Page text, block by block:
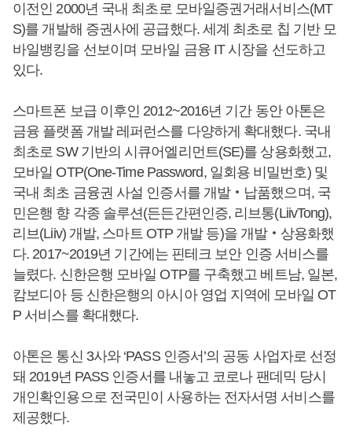
이전인 2000년 국내 최초로 모바일증권거래서비스(MT
S)를 개발해 증권사에 공급했다. 세계 최초로 칩 기반 모
바일뱅킹을 선보이며 모바일 금융 IT 시장을 선도하고
있다.
스마트폰 보급 이후인 2012~2016년 기간 동안 아톤은
금융 플랫폼 개발 레퍼런스를 다양하게 확대했다. 국내
최초로 SW 기반의 시큐어엘리먼트(SE)를 상용화했고,
모바일 OTP(One-Time Password, 일회용 비밀번호) 및
국내 최초 금융권 사설 인증서를 개발‧납품했으며, 국
민은행 향 각종 솔루션(든든간편인증, 리브통(LiivTong),
리브(Liiv) 개발, 스마트 OTP 개발 등)을 개발‧상용화했
다. 2017~2019년 기간에는 핀테크 보안 인증 서비스를
늘렸다. 신한은행 모바일 OTP를 구축했고 베트남, 일본,
캄보디아 등 신한은행의 아시아 영업 지역에 모바일 OT
P 서비스를 확대했다.
아톤은 통신 3사와 ‘PASS 인증서’의 공동 사업자로 선정
돼 2019년 PASS 인증서를 내놓고 코로나 팬데믹 당시
개인확인용으로 전국민이 사용하는 전자서명 서비스를
제공했다.